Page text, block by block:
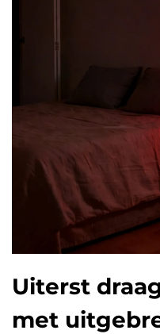
Uiterst
met